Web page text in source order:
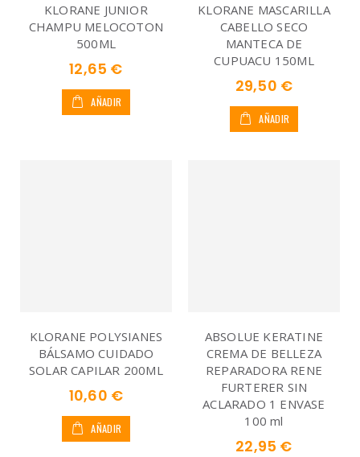
KLORANE JUNIOR
CHAMPU MELOCOTON
500ML
12,65 €
AÑADIR
KLORANE MASCARILLA
CABELLO SECO
MANTECA DE
CUPUACU 150ML
29,50 €
AÑADIR
KLORANE POLYSIANES
BÁLSAMO CUIDADO
SOLAR CAPILAR 200ML
10,60 €
AÑADIR
ABSOLUE KERATINE
CREMA DE BELLEZA
REPARADORA RENE
FURTERER SIN
ACLARADO 1 ENVASE
100 ml
22,95 €